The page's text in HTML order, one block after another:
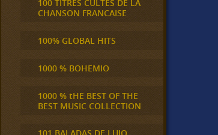
100 TITRES CULTES DE LA
CHANSON FRANCAISE
100% GLOBAL HITS
1000 % BOHEMIO
1000 % tHE BEST OF THE
BEST MUSIC COLLECTION